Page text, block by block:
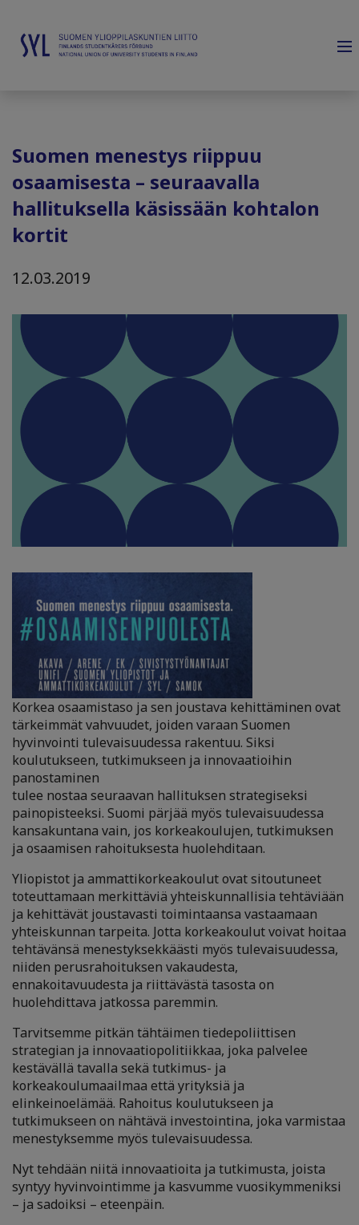
Suomen menestys riippuu
osaamisesta – seuraavalla
hallituksella käsissään kohtalon
kortit
12.03.2019
Korkea osaamistaso ja sen joustava kehittäminen ovat
tärkeimmät vahvuudet, joiden varaan Suomen
hyvinvointi tulevaisuudessa rakentuu. Siksi
koulutukseen, tutkimukseen ja innovaatioihin
panostaminen
tulee nostaa seuraavan hallituksen strategiseksi
painopisteeksi. Suomi pärjää myös tulevaisuudessa
kansakuntana vain, jos korkeakoulujen, tutkimuksen
ja osaamisen rahoituksesta huolehditaan.
Yliopistot ja ammattikorkeakoulut ovat sitoutuneet
toteuttamaan merkittäviä yhteiskunnallisia tehtäviään
ja kehittävät joustavasti toimintaansa vastaamaan
yhteiskunnan tarpeita. Jotta korkeakoulut voivat hoitaa
tehtävänsä menestyksekkäästi myös tulevaisuudessa,
niiden perusrahoituksen vakaudesta,
ennakoitavuudesta ja riittävästä tasosta on
huolehdittava jatkossa paremmin.
Tarvitsemme pitkän tähtäimen tiedepoliittisen
strategian ja innovaatiopolitiikkaa, joka palvelee
kestävällä tavalla sekä tutkimus- ja
korkeakoulumaailmaa että yrityksiä ja
elinkeinoelämää. Rahoitus koulutukseen ja
tutkimukseen on nähtävä investointina, joka varmistaa
menestyksemme myös tulevaisuudessa.
Nyt tehdään niitä innovaatioita ja tutkimusta, joista
syntyy hyvinvointimme ja kasvumme vuosikymmeniksi
– ja sadoiksi – eteenpäin.